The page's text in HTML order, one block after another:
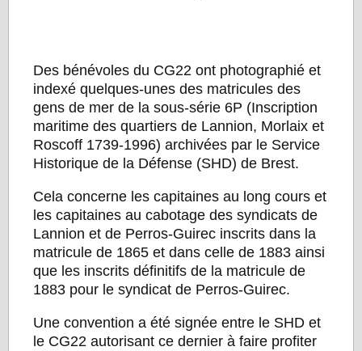
Des bénévoles du CG22 ont photographié et
indexé quelques-unes des matricules des
gens de mer de la sous-série 6P (Inscription
maritime des quartiers de Lannion, Morlaix et
Roscoff 1739-1996) archivées par le Service
Historique de la Défense (SHD) de Brest.
Cela concerne les capitaines au long cours et
les capitaines au cabotage des syndicats de
Lannion et de Perros-Guirec inscrits dans la
matricule de 1865 et dans celle de 1883 ainsi
que les inscrits définitifs de la matricule de
1883 pour le syndicat de Perros-Guirec.
Une convention a été signée entre le SHD et
le CG22 autorisant ce dernier à faire profiter